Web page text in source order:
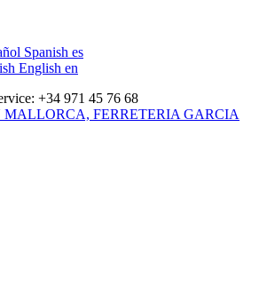
Spanish es
English en
+34 971 45 76 68